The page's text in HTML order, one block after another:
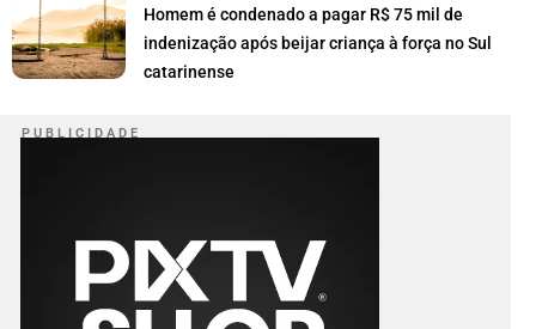
Homem é condenado a pagar R$ 75 mil de
indenização após beijar criança à força no Sul
catarinense
P U B L I C I D A D E